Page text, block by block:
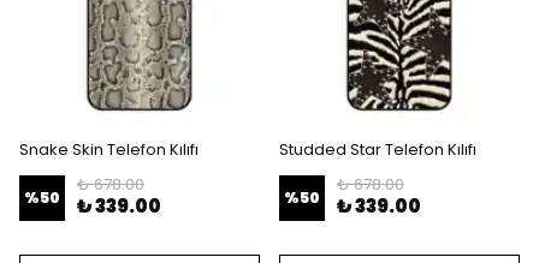
Snake Skin Telefon Kılıfı
%50
₺ 678.00
₺ 339.00
Studded Star Telefon Kılıfı
%50
₺ 678.00
₺ 339.00